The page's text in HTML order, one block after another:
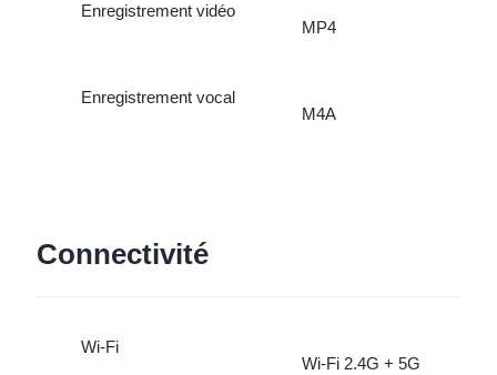
Enregistrement vidéo
MP4
Enregistrement vocal
M4A
Connectivité
Wi-Fi
Wi-Fi 2.4G + 5G